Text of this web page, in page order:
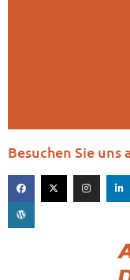
Besuchen Sie uns